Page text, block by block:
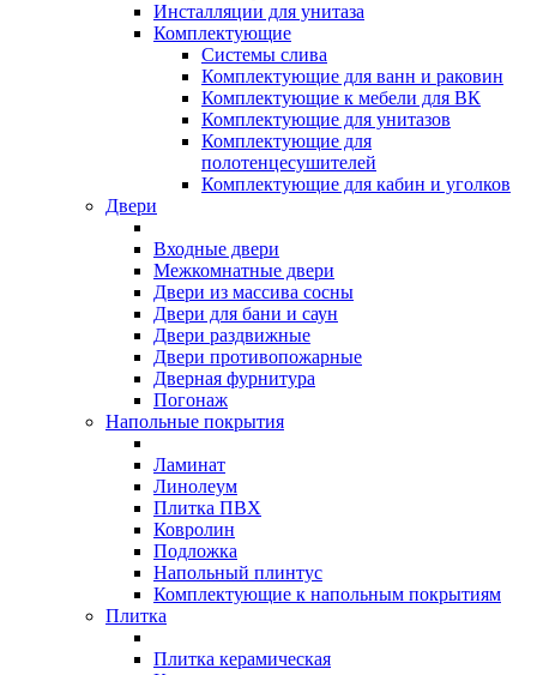
Инсталляции для унитаза
Комплектующие
Системы слива
Комплектующие для ванн и раковин
Комплектующие к мебели для ВК
Комплектующие для унитазов
Комплектующие для
полотенцесушителей
Комплектующие для кабин и уголков
Двери
Входные двери
Межкомнатные двери
Двери из массива сосны
Двери для бани и саун
Двери раздвижные
Двери противопожарные
Дверная фурнитура
Погонаж
Напольные покрытия
Ламинат
Линолеум
Плитка ПВХ
Ковролин
Подложка
Напольный плинтус
Комплектующие к напольным покрытиям
Плитка
Плитка керамическая